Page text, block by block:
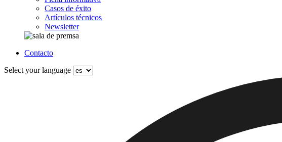
Casos de éxito
Artículos técnicos
Newsletter
Contacto
Select your language